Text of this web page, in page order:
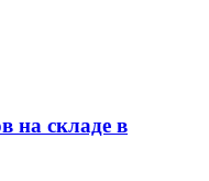
на складе в